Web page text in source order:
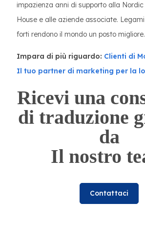
impazienza anni di supporto alla
House e alle aziende associate.
forti rendono il mondo un posto migliore.
Impara di più riguardo: Clienti di
Il tuo partner di marketing per la
Ricevi una
di traduzione
da
Il nostro
Contattaci